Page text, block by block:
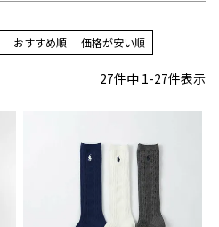
おすすめ順 価格が安い順
27件中 1-27件表示